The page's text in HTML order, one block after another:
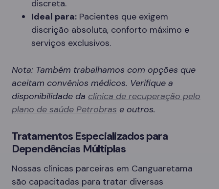
discreta.
Ideal para: Pacientes que exigem
discrição absoluta, conforto máximo e
serviços exclusivos.
Nota: Também trabalhamos com opções que
aceitam convênios médicos. Verifique a
disponibilidade da clínica de recuperação pelo
plano de saúde Petrobras e outros.
Tratamentos Especializados para
Dependências Múltiplas
Nossas clínicas parceiras em Canguaretama
são capacitadas para tratar diversas